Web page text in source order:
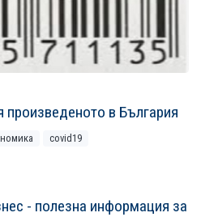
произведеното в България
covid19
- полезна информация за